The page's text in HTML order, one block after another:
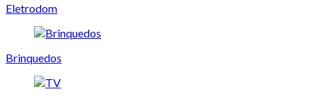
Eletrodom
Brinquedos